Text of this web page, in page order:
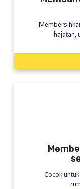
hajatan,
Cocok